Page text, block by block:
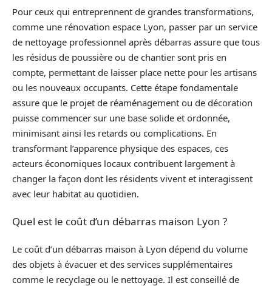
Pour ceux qui entreprennent de grandes transformations,
comme une rénovation espace Lyon, passer par un service
de nettoyage professionnel après débarras assure que tous
les résidus de poussière ou de chantier sont pris en
compte, permettant de laisser place nette pour les artisans
ou les nouveaux occupants. Cette étape fondamentale
assure que le projet de réaménagement ou de décoration
puisse commencer sur une base solide et ordonnée,
minimisant ainsi les retards ou complications. En
transformant l’apparence physique des espaces, ces
acteurs économiques locaux contribuent largement à
changer la façon dont les résidents vivent et interagissent
avec leur habitat au quotidien.
Quel est le coût d’un débarras maison Lyon ?
Le coût d’un débarras maison à Lyon dépend du volume
des objets à évacuer et des services supplémentaires
comme le recyclage ou le nettoyage. Il est conseillé de